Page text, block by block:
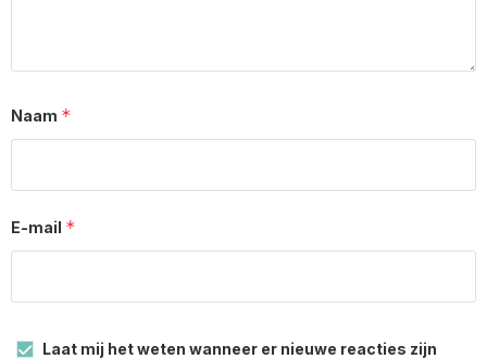
Naam *
E-mail *
Laat mij het weten wanneer er nieuwe reacties zijn